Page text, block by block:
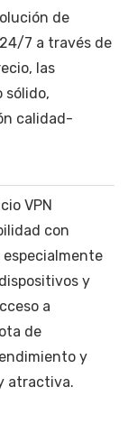
de
7 a través de
las
sólido,
calidad-
VPN
con
y
a
de
y
atractiva.